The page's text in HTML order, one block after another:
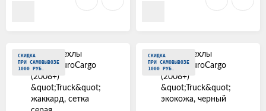
СКИДКА
ПРИ САМОВЫВОЗЕ
1000 РУБ.
СКИДКА
ПРИ САМОВЫВОЗЕ
1000 РУБ.